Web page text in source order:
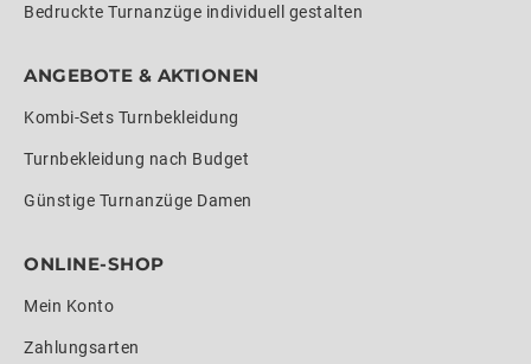
Bedruckte Turnanzüge individuell gestalten
ANGEBOTE & AKTIONEN
Kombi-Sets Turnbekleidung
Turnbekleidung nach Budget
Günstige Turnanzüge Damen
ONLINE-SHOP
Mein Konto
Zahlungsarten